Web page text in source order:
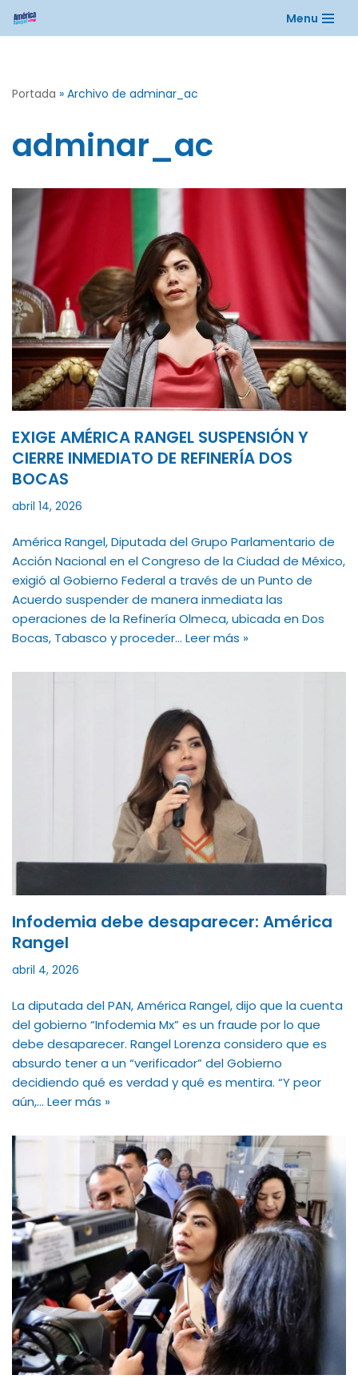
Menu
Portada » Archivo de adminar_ac
adminar_ac
EXIGE AMÉRICA RANGEL SUSPENSIÓN Y
CIERRE INMEDIATO DE REFINERÍA DOS
BOCAS
abril 14, 2026
América Rangel, Diputada del Grupo Parlamentario de
Acción Nacional en el Congreso de la Ciudad de México,
exigió al Gobierno Federal a través de un Punto de
Acuerdo suspender de manera inmediata las
operaciones de la Refinería Olmeca, ubicada en Dos
Bocas, Tabasco y proceder… Leer más »
Infodemia debe desaparecer: América
Rangel
abril 4, 2026
La diputada del PAN, América Rangel, dijo que la cuenta
del gobierno “Infodemia Mx” es un fraude por lo que
debe desaparecer. Rangel Lorenza considero que es
absurdo tener a un “verificador” del Gobierno
decidiendo qué es verdad y qué es mentira. “Y peor
aún,… Leer más »